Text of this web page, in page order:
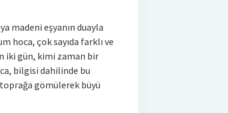
madeni eşyanın duayla
hoca, çok sayıda farklı ve
iki gün, kimi zaman bir
bilgisi dahilinde bu
gömülerek büyü